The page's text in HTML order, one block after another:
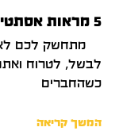
5 מראות אסתטיים של מגשי מסיבה
מתחשק לכם
לבשל, לטרוח
כשהחברים
המשך קריאה